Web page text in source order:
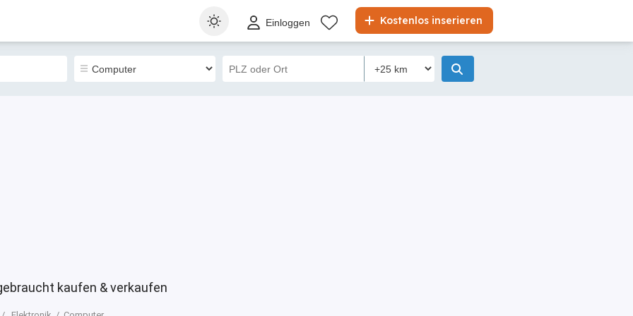
Kostenlos inserieren
Einloggen
kaufen & verkaufen